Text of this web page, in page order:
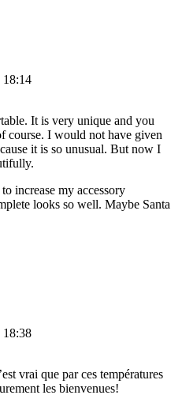
18:14
It is very unique and you
course. I would not have given
it is so unusual. But now I
increase my accessory
looks so well. Maybe Santa
18:38
vrai que par ces températures
les bienvenues!